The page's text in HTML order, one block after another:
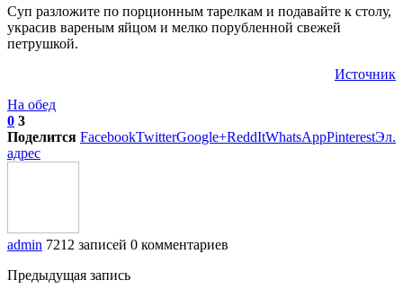
Суп разложите по порционным тарелкам и подавайте к столу,
украсив вареным яйцом и мелко порубленной свежей
петрушкой.
Источник
На обед
0 3
Поделится FacebookTwitterGoogle+ReddItWhatsAppPinterestЭл.
адрес
admin 7212 записей 0 комментариев
Предыдущая запись